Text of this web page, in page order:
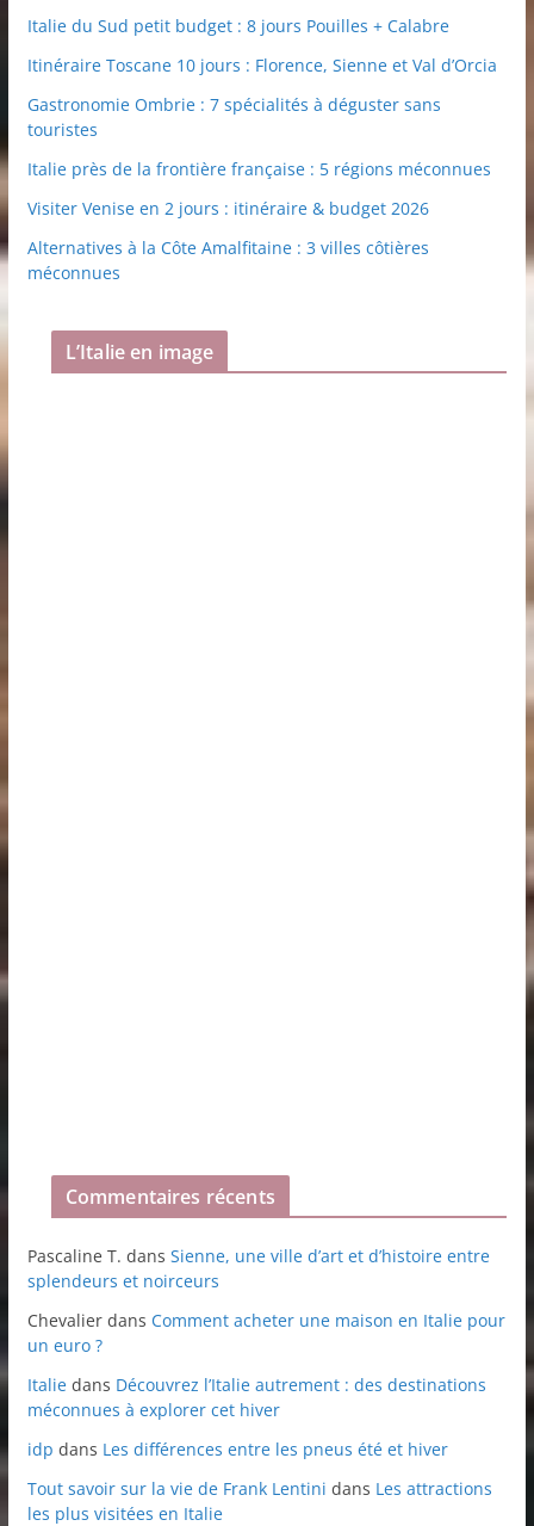
Italie du Sud petit budget : 8 jours Pouilles + Calabre
Itinéraire Toscane 10 jours : Florence, Sienne et Val d’Orcia
Gastronomie Ombrie : 7 spécialités à déguster sans
touristes
Italie près de la frontière française : 5 régions méconnues
Visiter Venise en 2 jours : itinéraire & budget 2026
Alternatives à la Côte Amalfitaine : 3 villes côtières
méconnues
L’Italie en image
Commentaires récents
Pascaline T. dans Sienne, une ville d’art et d’histoire entre
splendeurs et noirceurs
Chevalierdans Comment acheter une maison en Italie pour
un euro ?
Italiedans Découvrez l’Italie autrement : des destinations
méconnues à explorer cet hiver
idp dans Les différences entre les pneus été et hiver
Tout savoir sur la vie de Frank Lentini dans Les attractions
les plus visitées en Italie